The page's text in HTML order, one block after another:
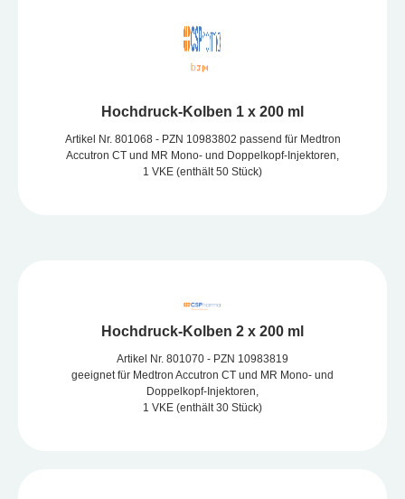
Hochdruck-Kolben 1 x 200 ml
Artikel Nr. 801068 - PZN 10983802 passend für Medtron
Accutron CT und MR Mono- und Doppelkopf-Injektoren,
1 VKE (enthält 50 Stück)
Hochdruck-Kolben 2 x 200 ml
Artikel Nr. 801070 - PZN 10983819
geeignet für Medtron Accutron CT und MR Mono- und
Doppelkopf-Injektoren,
1 VKE (enthält 30 Stück)